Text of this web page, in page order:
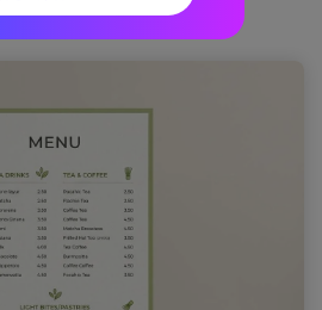
抹茶ミルクの画像例